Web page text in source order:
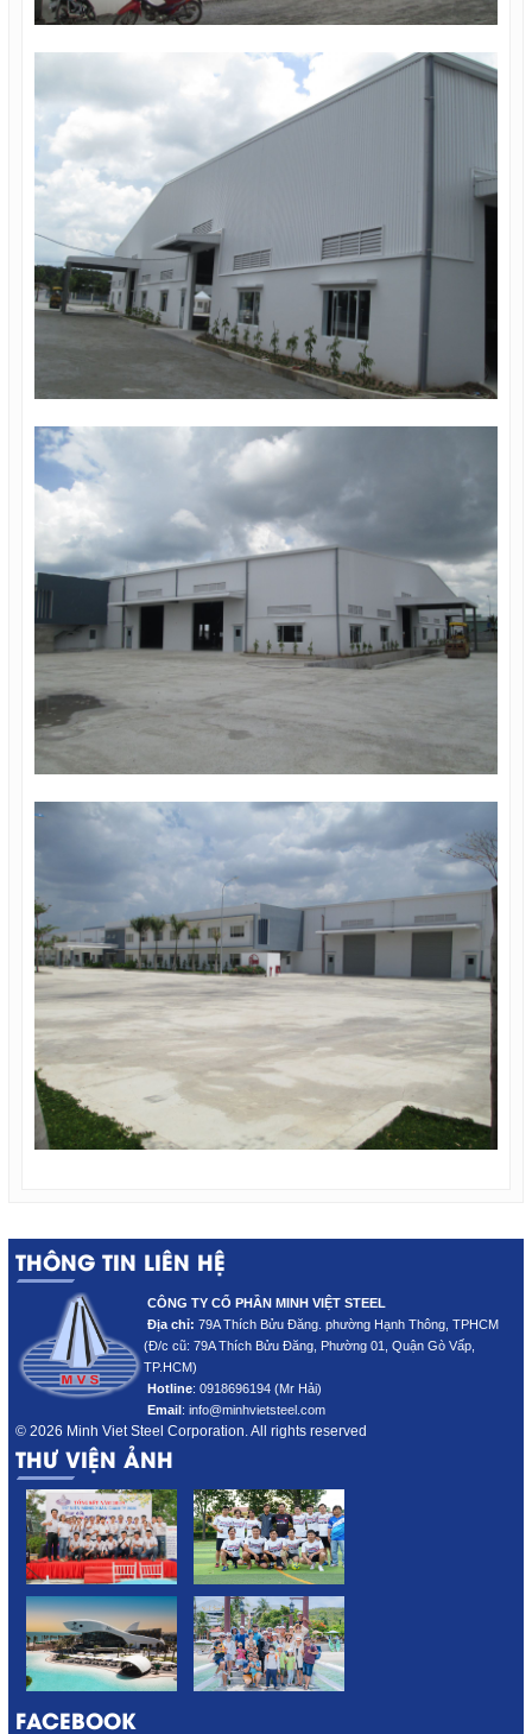
THÔNG TIN LIÊN HỆ
CÔNG TY CỔ PHẦN MINH VIỆT STEEL
Địa chỉ: 79A Thích Bửu Đăng. phường Hạnh Thông, TPHCM
(Đ/c cũ: 79A Thích Bửu Đăng , Phường 01, Quận Gò Vấp,
TP.HCM)
Hotline:0918696194 (Mr Hải)
Email : info@minhvietsteel.com
© 2026 Minh Viet Steel Corporation. All rights reserved
THƯ VIỆN ẢNH
FACEBOOK